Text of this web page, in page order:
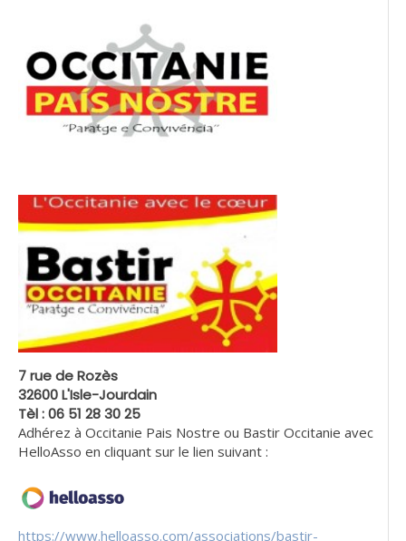
7 rue de Rozès
32600 L'Isle-Jourdain
Tèl : 06 51 28 30 25
Adhérez à Occitanie Pais Nostre ou Bastir Occitanie avec
HelloAsso en cliquant sur le lien suivant :
https://www.helloasso.com/associations/bastir-